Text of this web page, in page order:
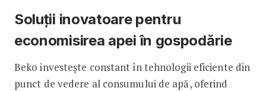
Soluții inovatoare pentru
economisirea apei în gospodărie
Beko investește constant în tehnologii eficiente din
punct de vedere al consumului de apă, oferind